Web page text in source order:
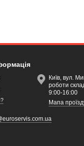
Київ, вул.
роботи
9:00-16:00
Мапа